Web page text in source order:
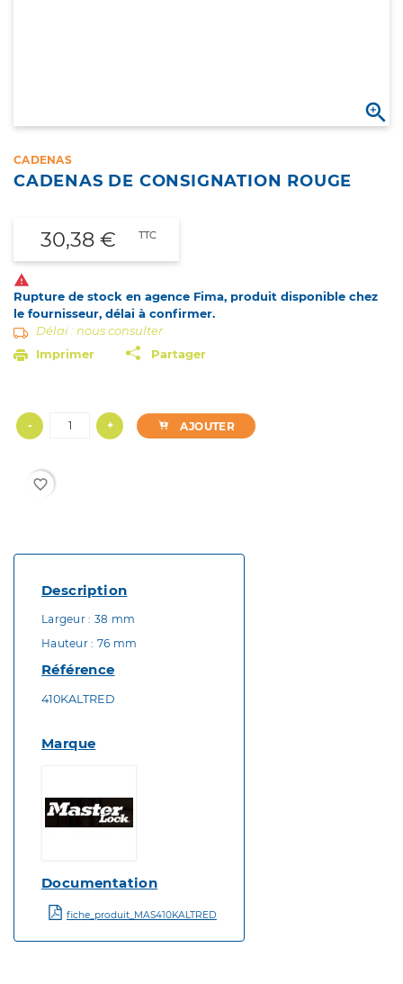

CADENAS
CADENAS DE CONSIGNATION ROUGE
30,38 € TTC

Rupture de stock en agence Fima, produit disponible chez
le fournisseur, délai à confirmer.
Délai : nous consulter
Imprimer
Partager
- + AJOUTER
favorite_border
Description
Largeur : 38 mm
Hauteur : 76 mm
Référence
410KALTRED
Marque
Documentation
fiche_produit_MAS410KALTRED